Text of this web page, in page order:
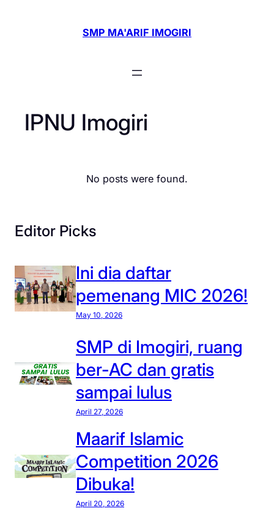
SMP MA'ARIF IMOGIRI
IPNU Imogiri
No posts were found.
Editor Picks
Ini dia daftar
pemenang MIC 2026!
May 10, 2026
SMP di Imogiri, ruang
ber-AC dan gratis
sampai lulus
April 27, 2026
Maarif Islamic
Competition 2026
Dibuka!
April 20, 2026